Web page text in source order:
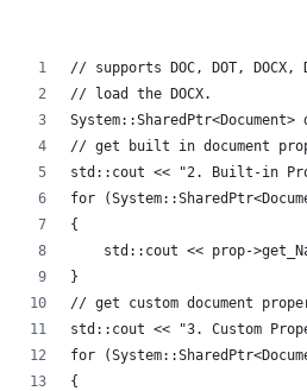
// supports DOC, DOT, DOCX,
// load the DOCX.
// get built in document
std::cout << "2. Built-in
for
{
std::cout << prop-
}
// get custom document
std::cout << "3. Custom
for
{